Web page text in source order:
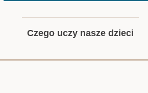
Czego uczy nasze dzieci